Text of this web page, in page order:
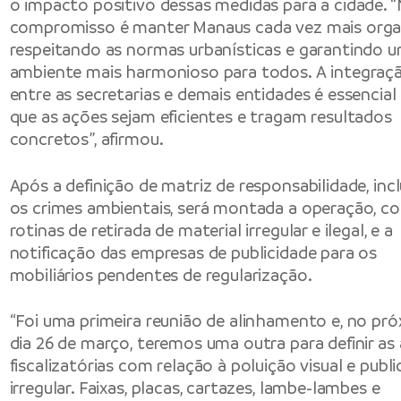
o impacto positivo dessas medidas para a cidade.
compromisso é manter Manaus cada vez mais
respeitando as normas urbanísticas e garantindo
ambiente mais harmonioso para todos. A
entre as secretarias e demais entidades é essencial
que as ações sejam eficientes e tragam resultados
concretos”, afirmou.
Após a definição de matriz de responsabilidade,
os crimes ambientais, será montada a operação,
rotinas de retirada de material irregular e ilegal, e a
notificação das empresas de publicidade para os
mobiliários pendentes de regularização.
“Foi uma primeira reunião de alinhamento e, no
dia 26 de março, teremos uma outra para definir as
fiscalizatórias com relação à poluição visual e
irregular. Faixas, placas, cartazes, lambe-lambes e